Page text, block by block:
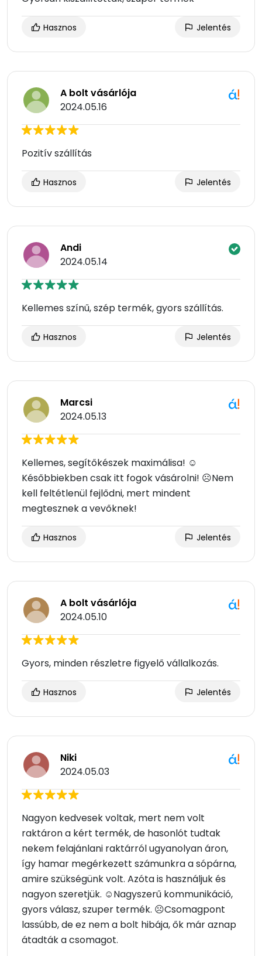
Hasznos Jelentés
A bolt vásárlója
2024.05.16
Pozitív szállítás
Hasznos Jelentés
Andi
2024.05.14
Kellemes színű, szép termék, gyors szállítás.
Hasznos Jelentés
Marcsi
2024.05.13
Kellemes, segítőkészek maximálisa! ☺
Későbbiekben csak itt fogok vásárolni! ☹Nem
kell feltétlenül fejlődni, mert mindent
megtesznek a vevőknek!
Hasznos Jelentés
A bolt vásárlója
2024.05.10
Gyors, minden részletre figyelő vállalkozás.
Hasznos Jelentés
Niki
2024.05.03
Nagyon kedvesek voltak, mert nem volt
raktáron a kért termék, de hasonlót tudtak
nekem felajánlani raktárról ugyanolyan áron,
így hamar megérkezett számunkra a sópárna,
amire szükségünk volt. Azóta is használjuk és
nagyon szeretjük. ☺Nagyszerű kommunikáció,
gyors válasz, szuper termék. ☹Csomagpont
lassúbb, de ez nem a bolt hibája, ők már aznap
átadták a csomagot.